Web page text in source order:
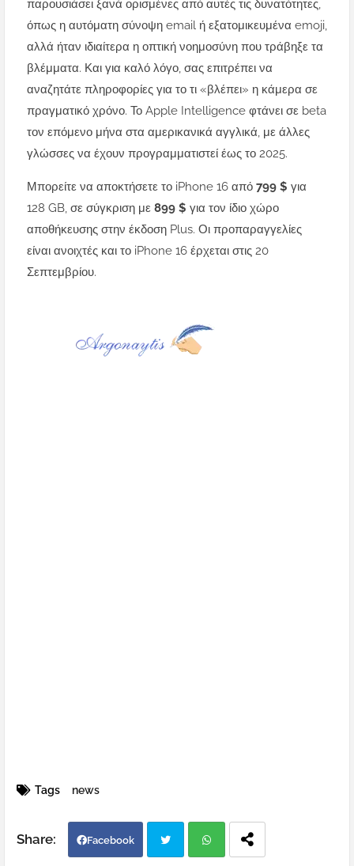
παρουσιάσει ξανά ορισμένες από αυτές τις δυνατότητες,
όπως η αυτόματη σύνοψη email ή εξατομικευμένα emoji,
αλλά ήταν ιδιαίτερα η οπτική νοημοσύνη που τράβηξε τα
βλέμματα. Και για καλό λόγο, σας επιτρέπει να
αναζητάτε πληροφορίες για το τι «βλέπει» η κάμερα σε
πραγματικό χρόνο. Το Apple Intelligence φτάνει σε beta
τον επόμενο μήνα στα αμερικανικά αγγλικά, με άλλες
γλώσσες να έχουν προγραμματιστεί έως το 2025.
Μπορείτε να αποκτήσετε το iPhone 16 από 799 $ για
128 GB, σε σύγκριση με 899 $ για τον ίδιο χώρο
αποθήκευσης στην έκδοση Plus. Οι προπαραγγελίες
είναι ανοιχτές και το iPhone 16 έρχεται στις 20
Σεπτεμβρίου.
Tags news
Facebook